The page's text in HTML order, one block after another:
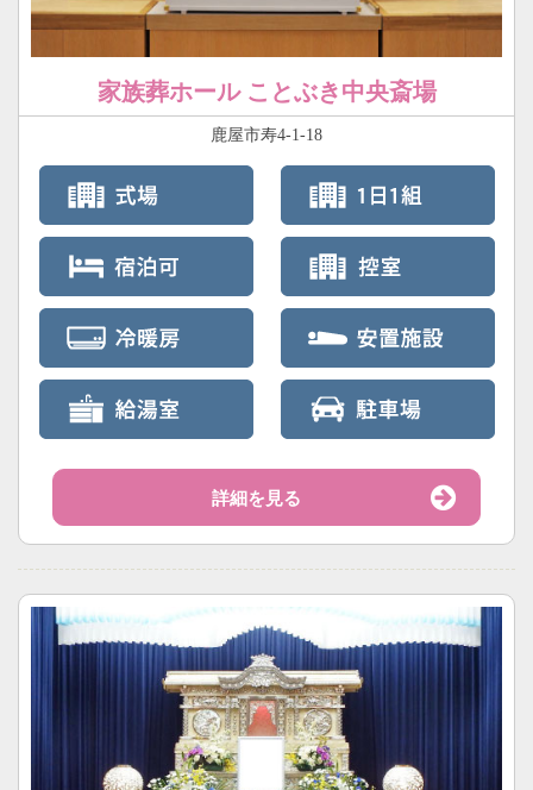
家族葬ホール ことぶき中央斎場
鹿屋市寿4-1-18
詳細を見る